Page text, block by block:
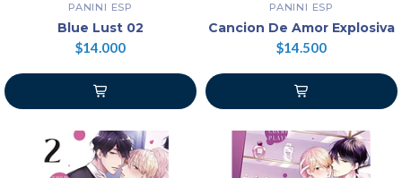
PANINI ESP
Blue Lust 02
$14.000
PANINI ESP
Cancion De Amor Explosiva
$14.500